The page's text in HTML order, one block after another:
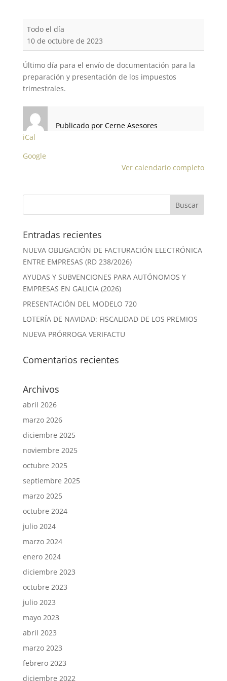
DOCUMENTACIÓN
TRIMESTRAL
Todo el día
10 de octubre de 2023
Último día para el envío de documentación para la
preparación y presentación de los impuestos
trimestrales.
Publicado por Cerne Asesores
iCal
Google
Ver calendario completo
Entradas recientes
NUEVA OBLIGACIÓN DE FACTURACIÓN ELECTRÓNICA
ENTRE EMPRESAS (RD 238/2026)
AYUDAS Y SUBVENCIONES PARA AUTÓNOMOS Y
EMPRESAS EN GALICIA (2026)
PRESENTACIÓN DEL MODELO 720
LOTERÍA DE NAVIDAD: FISCALIDAD DE LOS PREMIOS
NUEVA PRÓRROGA VERIFACTU
Comentarios recientes
Archivos
abril 2026
marzo 2026
diciembre 2025
noviembre 2025
octubre 2025
septiembre 2025
marzo 2025
octubre 2024
julio 2024
marzo 2024
enero 2024
diciembre 2023
octubre 2023
julio 2023
mayo 2023
abril 2023
marzo 2023
febrero 2023
diciembre 2022